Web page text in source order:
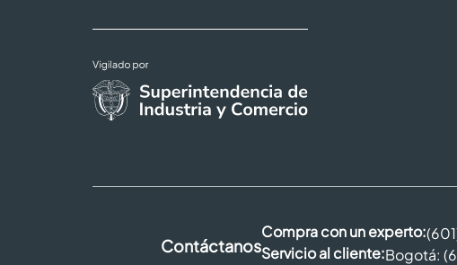
Contáctanos
Compra con un experto:
Servicio al cliente:Bogotá: